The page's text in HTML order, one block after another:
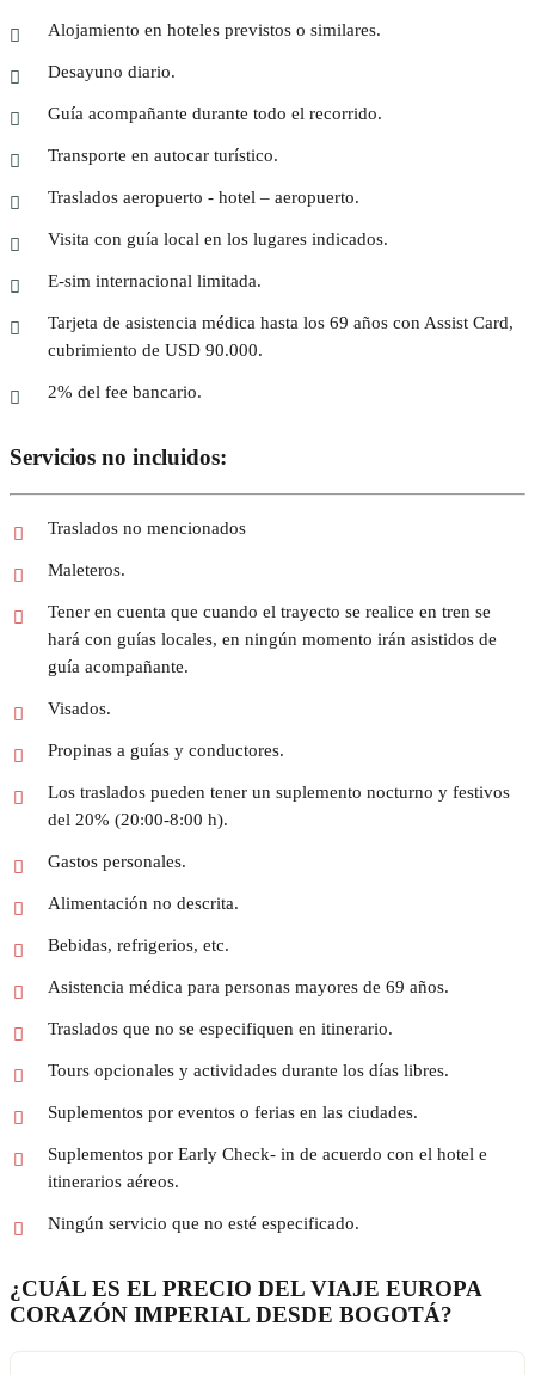
Alojamiento en hoteles previstos o similares.
Desayuno diario.
Guía acompañante durante todo el recorrido.
Transporte en autocar turístico.
Traslados aeropuerto - hotel – aeropuerto.
Visita con guía local en los lugares indicados.
E-sim internacional limitada.
Tarjeta de asistencia médica hasta los 69 años con Assist Card,
cubrimiento de USD 90.000.
2% del fee bancario.
Servicios no incluidos:
Traslados no mencionados
Maleteros.
Tener en cuenta que cuando el trayecto se realice en tren se
hará con guías locales, en ningún momento irán asistidos de
guía acompañante.
Visados.
Propinas a guías y conductores.
Los traslados pueden tener un suplemento nocturno y festivos
del 20% (20:00-8:00 h).
Gastos personales.
Alimentación no descrita.
Bebidas, refrigerios, etc.
Asistencia médica para personas mayores de 69 años.
Traslados que no se especifiquen en itinerario.
Tours opcionales y actividades durante los días libres.
Suplementos por eventos o ferias en las ciudades.
Suplementos por Early Check- in de acuerdo con el hotel e
itinerarios aéreos.
Ningún servicio que no esté especificado.
¿CUÁL ES EL PRECIO DEL VIAJE EUROPA
CORAZÓN IMPERIAL DESDE BOGOTÁ?